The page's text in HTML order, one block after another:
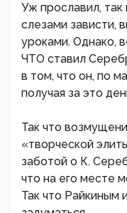
Уж прославил,
слезами зависти,
уроками. Однако,
ЧТО ставил
в том, что он, по
получая за это
Так что
«творческой
заботой о К.
что на его месте
Так что Райкиным